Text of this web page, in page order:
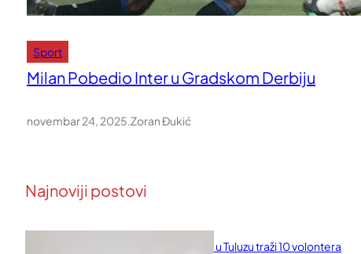
Sport
Milan Pobedio Inter u Gradskom Derbiju
novembar 24, 2025 Zoran Đukić
Najnoviji postovi
Naučni institut u Tuluzu traži 10 volontera